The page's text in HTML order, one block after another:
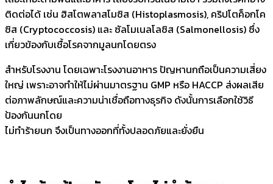
ติดต่อได้ เช่น ฮิสโตพลาสโมซิส (Histoplasmosis), คริปโตค็อกโค
ซิส (Cryptococcosis) และ ซัลโมเนลโลซิส (Salmonellosis) ซึ่ง
เกี่ยวข้องกับเชื้อโรคจากมูลนกโดยตรง
สำหรับโรงงาน โดยเฉพาะโรงงานอาหาร ปัญหานกถือเป็นความเสี่ยง
ใหญ่ เพราะอาจทำให้ไม่ผ่านมาตรฐาน GMP หรือ HACCP ส่งผลเสีย
ต่อภาพลักษณ์และความน่าเชื่อถือทางธุรกิจ ดังนั้นการเลือกใช้วิธี
ป้องกันนกโดย
ไม่ทำร้ายนก จึงเป็นทางออกที่ทั้งปลอดภัยและยั่งยืน